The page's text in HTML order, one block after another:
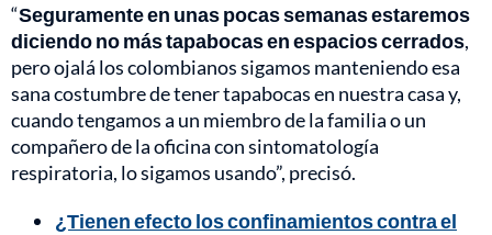
“Seguramente en unas pocas semanas estaremos
diciendo no más tapabocas en espacios cerrados,
pero ojalá los colombianos sigamos manteniendo esa
sana costumbre de tener tapabocas en nuestra casa y,
cuando tengamos a un miembro de la familia o un
compañero de la oficina con sintomatología
respiratoria, lo sigamos usando”, precisó.
¿Tienen efecto los confinamientos contra el